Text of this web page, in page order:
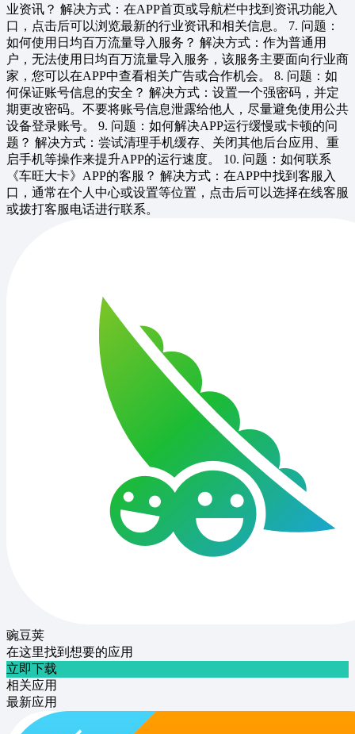
业资讯？ 解决方式：在APP首页或导航栏中找到资讯功能入
口，点击后可以浏览最新的行业资讯和相关信息。 7. 问题：
如何使用日均百万流量导入服务？ 解决方式：作为普通用
户，无法使用日均百万流量导入服务，该服务主要面向行业商
家，您可以在APP中查看相关广告或合作机会。 8. 问题：如
何保证账号信息的安全？ 解决方式：设置一个强密码，并定
期更改密码。不要将账号信息泄露给他人，尽量避免使用公共
设备登录账号。 9. 问题：如何解决APP运行缓慢或卡顿的问
题？ 解决方式：尝试清理手机缓存、关闭其他后台应用、重
启手机等操作来提升APP的运行速度。 10. 问题：如何联系
《车旺大卡》APP的客服？ 解决方式：在APP中找到客服入
口，通常在个人中心或设置等位置，点击后可以选择在线客服
或拨打客服电话进行联系。
豌豆荚
在这里找到想要的应用
立即下载
相关应用
最新应用